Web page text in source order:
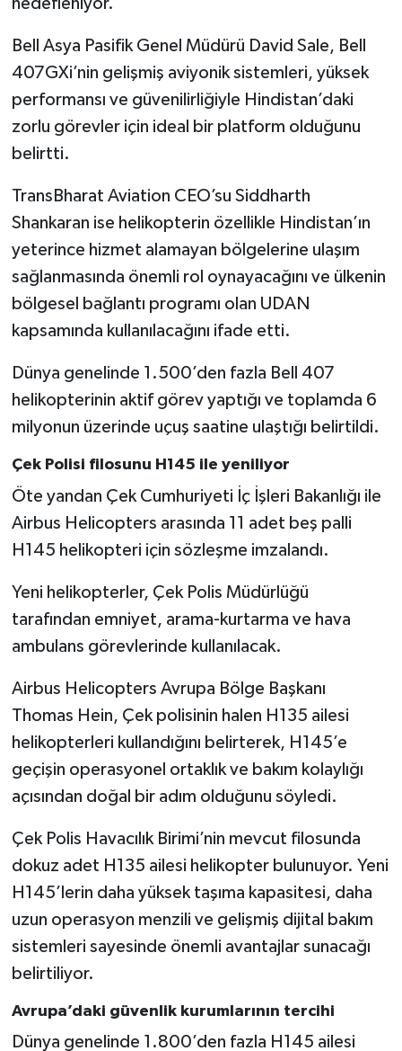
hedefleniyor.
Bell Asya Pasifik Genel Müdürü David Sale, Bell
407GXi’nin gelişmiş aviyonik sistemleri, yüksek
performansı ve güvenilirliğiyle Hindistan’daki
zorlu görevler için ideal bir platform olduğunu
belirtti.
TransBharat Aviation CEO’su Siddharth
Shankaran ise helikopterin özellikle Hindistan’ın
yeterince hizmet alamayan bölgelerine ulaşım
sağlanmasında önemli rol oynayacağını ve ülkenin
bölgesel bağlantı programı olan UDAN
kapsamında kullanılacağını ifade etti.
Dünya genelinde 1.500’den fazla Bell 407
helikopterinin aktif görev yaptığı ve toplamda 6
milyonun üzerinde uçuş saatine ulaştığı belirtildi.
Çek Polisi filosunu H145 ile yeniliyor
Öte yandan Çek Cumhuriyeti İç İşleri Bakanlığı ile
Airbus Helicopters arasında 11 adet beş palli
H145 helikopteri için sözleşme imzalandı.
Yeni helikopterler, Çek Polis Müdürlüğü
tarafından emniyet, arama-kurtarma ve hava
ambulans görevlerinde kullanılacak.
Airbus Helicopters Avrupa Bölge Başkanı
Thomas Hein, Çek polisinin halen H135 ailesi
helikopterleri kullandığını belirterek, H145’e
geçişin operasyonel ortaklık ve bakım kolaylığı
açısından doğal bir adım olduğunu söyledi.
Çek Polis Havacılık Birimi’nin mevcut filosunda
dokuz adet H135 ailesi helikopter bulunuyor. Yeni
H145’lerin daha yüksek taşıma kapasitesi, daha
uzun operasyon menzili ve gelişmiş dijital bakım
sistemleri sayesinde önemli avantajlar sunacağı
belirtiliyor.
Avrupa’daki güvenlik kurumlarının tercihi
Dünya genelinde 1.800’den fazla H145 ailesi